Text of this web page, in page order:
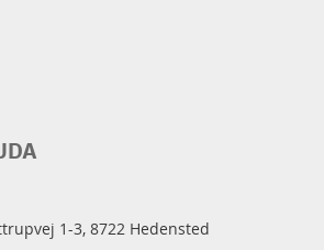
1-3, 8722 Hedensted